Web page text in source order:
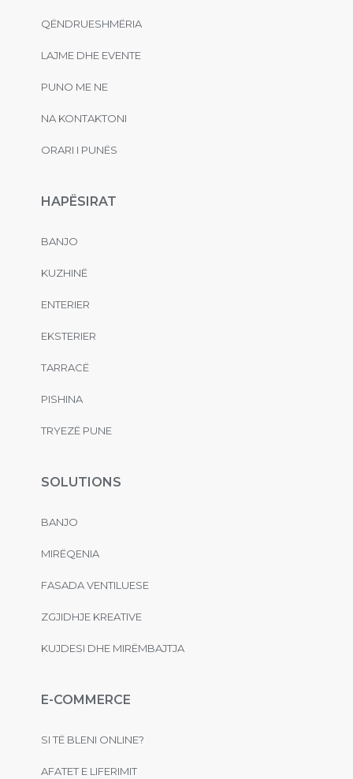
QËNDRUESHMËRIA
LAJME DHE EVENTE
PUNO ME NE
NA KONTAKTONI
ORARI I PUNËS
HAPËSIRAT
BANJO
KUZHINË
ENTERIER
EKSTERIER
TARRACË
PISHINA
TRYEZË PUNE
SOLUTIONS
BANJO
MIRËQENIA
FASADA VENTILUESE
ZGJIDHJE KREATIVE
KUJDESI DHE MIRËMBAJTJA
E-COMMERCE
SI TË BLENI ONLINE?
AFATET E LIFERIMIT